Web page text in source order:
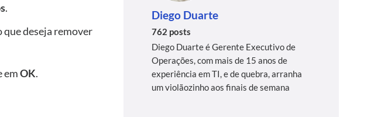
.
que deseja remover
emOK.
Diego Duarte
762 posts
Diego Duarte é Gerente Executivo de
Operações, com mais de 15 anos de
experiência em TI, e de quebra, arranha
um violãozinho aos finais de semana